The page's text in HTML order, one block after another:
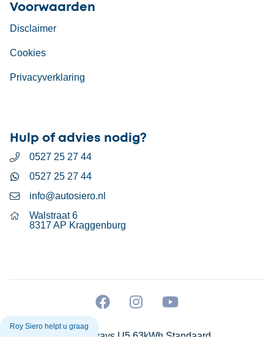
Roy Siero helpt u graag
Voorwaarden
Disclaimer
Cookies
Privacyverklaring
Hulp of advies nodig?
0527 25 27 44
0527 25 27 44
info@autosiero.nl
Walstraat 6
8317 AP Kraggenburg
Aiways U5 63kWh Standaard